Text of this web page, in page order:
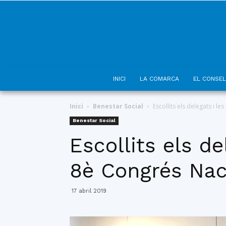
INICI LA COMARCA EL
Inici Benestar Social Escollits els delegats i
Benestar Social
Escollits els
8è Congrés
17 abril 2019